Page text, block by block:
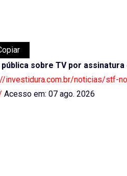
sobre TV por
investidura.com.br/noticias/stf-
Acesso em: 07 ago. 2026